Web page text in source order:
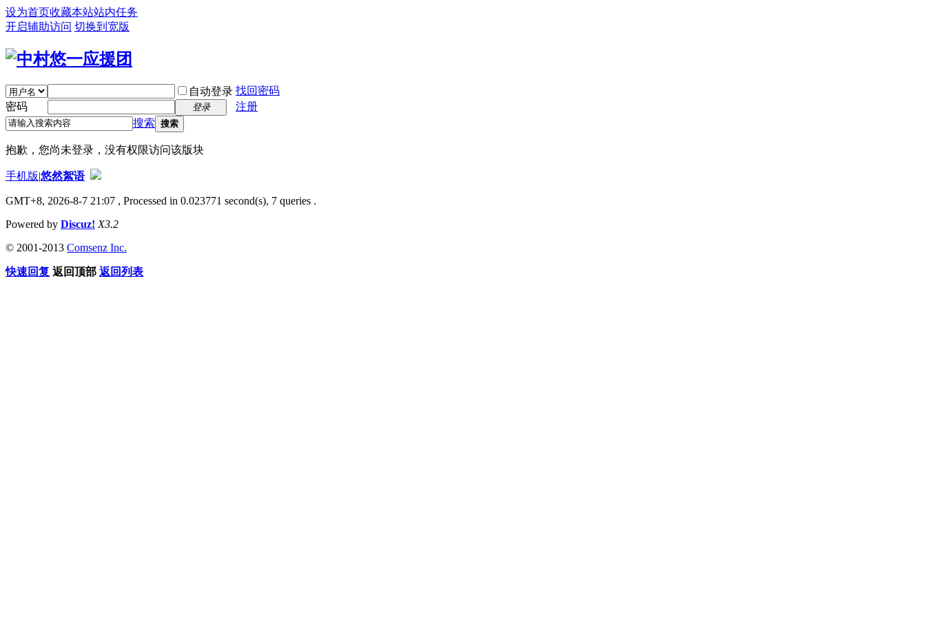
设为首页收藏本站站内任务
开启辅助访问 切换到宽版
自动登录 找回密码
密码
登录
注册
搜索 搜索
抱歉，您尚未登录，没有权限访问该版块
手机版|悠然絮语
GMT+8, 2026-8-7 21:07 , Processed in 0.023771 second(s), 7 queries .
Powered by Discuz! X3.2
© 2001-2013 Comsenz Inc.
快速回复 返回顶部 返回列表